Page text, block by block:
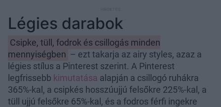
Légies darabok
Csipke, tüll, fodrok és csillogás minden
mennyiségben – ezt takarja az airy styles, azaz a
légies stílus a Pinterest szerint. A Pinterest
legfrissebb kimutatása alapján a csillogó ruhákra
365%-kal, a csipkés hosszúujjú felsőkre 225%-kal, a
tüll ujjú felsőkre 65%-kal, és a fodros férfi ingekre